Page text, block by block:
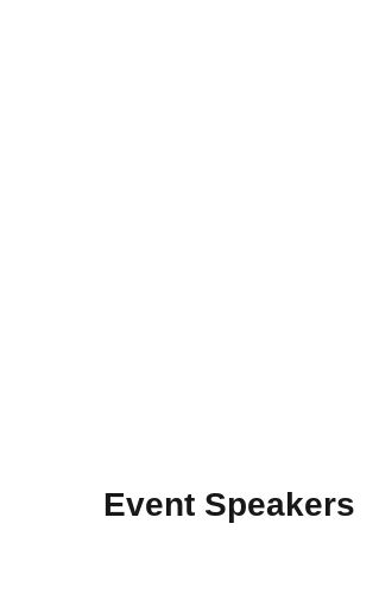
Event Speakers